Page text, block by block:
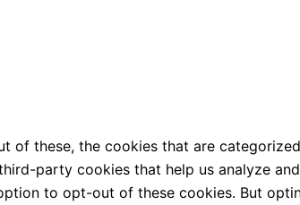
of these, the cookies that are
party cookies that help us analyze
to opt-out of these cookies. But